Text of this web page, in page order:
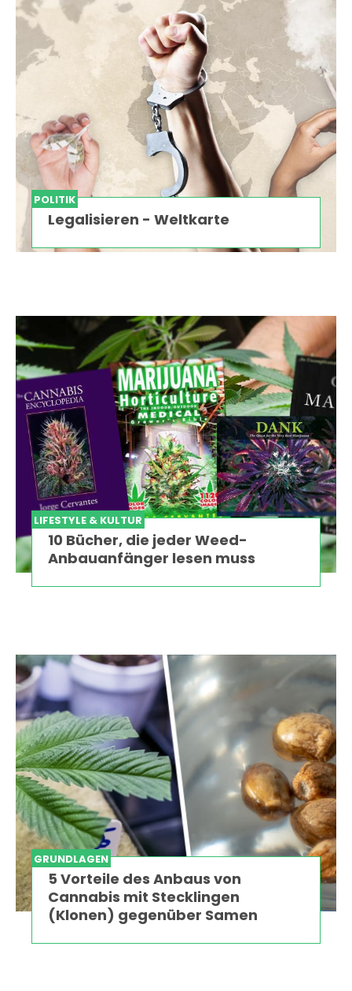
POLITIK
Legalisieren - Weltkarte
LIFESTYLE & KULTUR
10 Bücher, die jeder Weed-
Anbauanfänger lesen muss
GRUNDLAGEN
5 Vorteile des Anbaus von
Cannabis mit Stecklingen
(Klonen) gegenüber Samen